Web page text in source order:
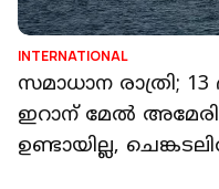
INTERNATIONAL
സമാധാന രാത്രി;
ഇറാന് മേല്‍
ഉണ്ടായില്ല,